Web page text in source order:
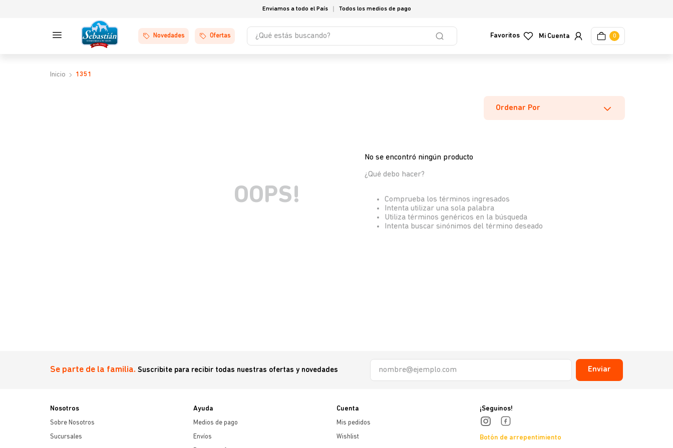
Enviamos a todo el País Todos los medios de pago
Novedades Ofertas
¿Qué estás buscando?
Favoritos 0
1351
Ordenar Por
OOPS!
No se encontró ningún producto
¿Qué debo hacer?
Comprueba los términos ingresados
Intenta utilizar una sola palabra
Utiliza términos genéricos en la búsqueda
Intenta buscar sinónimos del término deseado
Se parte de la familia. Suscribite para recibir todas nuestras ofertas y novedades Enviar
Nosotros
Sobre Nosotros
Sucursales
Ayuda
Medios de pago
Envíos
Cuenta
Mis pedidos
Wishlist
¡Seguinos!
Botón de arrepentimiento